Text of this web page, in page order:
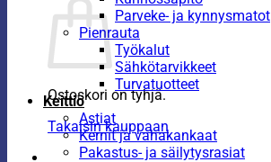
Ostoskori on tyhjä.
Takaisin kauppaan
Parveke- ja kynnysmatot
Pienrauta
Työkalut
Sähkötarvikkeet
Turvatuotteet
Keittiö
Astiat
Kernit ja vahakankaat
Pakastus- ja säilytysrasiat